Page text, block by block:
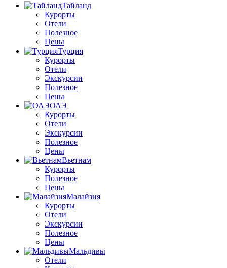
Тайланд
Курорты
Отели
Полезное
Цены
Турция
Курорты
Отели
Экскурсии
Полезное
Цены
ОАЭ
Курорты
Отели
Экскурсии
Полезное
Цены
Вьетнам
Курорты
Полезное
Цены
Малайзия
Курорты
Отели
Экскурсии
Полезное
Цены
Мальдивы
Отели